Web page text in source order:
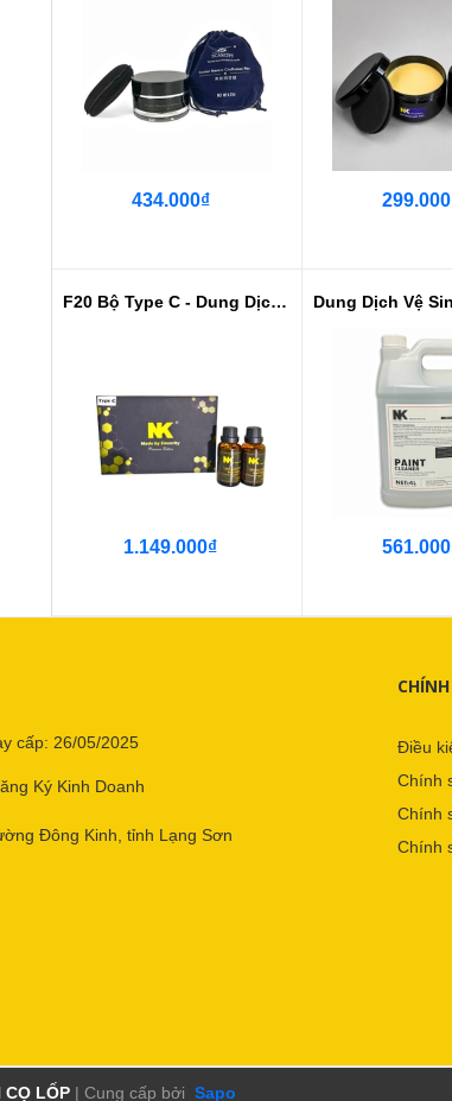
434.000₫
F20 Bộ Type C - Dung Dịch Phủ Ce...
1.149.000₫
cấp: 26/05/2025
Ký Kinh Doanh
Đông Kinh, tỉnh Lạng Sơn
Điều
Chính
Chính
Chính
CỌ LỐP | Cung cấp bởi Sapo